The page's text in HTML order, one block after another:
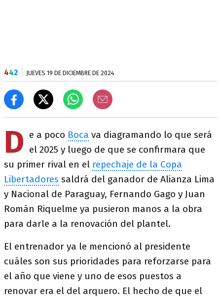
442 JUEVES 19 DE DICIEMBRE DE 2024
D e a poco Boca va diagramando lo que será
el 2025 y luego de que se confirmara que
su primer rival en el repechaje de la Copa
Libertadores saldrá del ganador de Alianza Lima
y Nacional de Paraguay, Fernando Gago y Juan
Román Riquelme ya pusieron manos a la obra
para darle a la renovación del plantel.
El entrenador ya le mencionó al presidente
cuáles son sus prioridades para reforzarse para
el año que viene y uno de esos puestos a
renovar era el del arquero. El hecho de que el